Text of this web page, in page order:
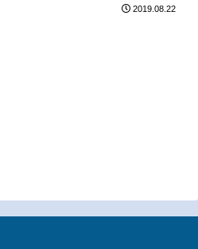
2019.08.22